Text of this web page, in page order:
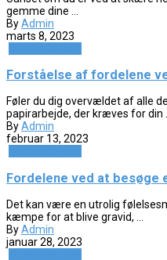
gemme dine ...
ByAdmin
marts 8, 2023
Forståelse af fordelene
Føler du dig overvældet af alle
papirarbejde, der kræves for din
ByAdmin
februar 13, 2023
Fordelene ved at besøge
Det kan være en utrolig
kæmpe for at blive gravid, ...
ByAdmin
januar 28, 2023